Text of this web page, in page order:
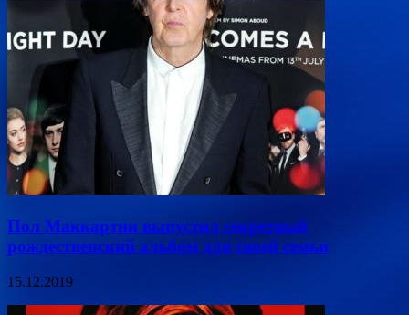
Пол Маккартни выпустил секретный
рождественский альбом для своей семьи
15.12.2019